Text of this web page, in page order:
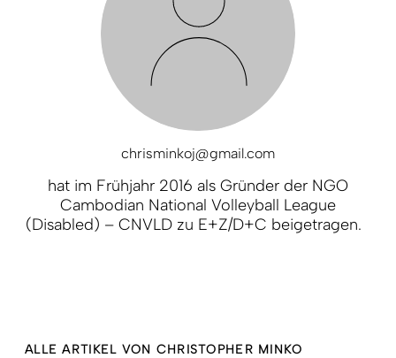
chrisminkoj@gmail.com
hat im Frühjahr 2016 als Gründer der NGO
Cambodian National Volleyball League
(Disabled) – CNVLD zu E+Z/D+C beigetragen.
ALLE ARTIKEL VON CHRISTOPHER MINKO